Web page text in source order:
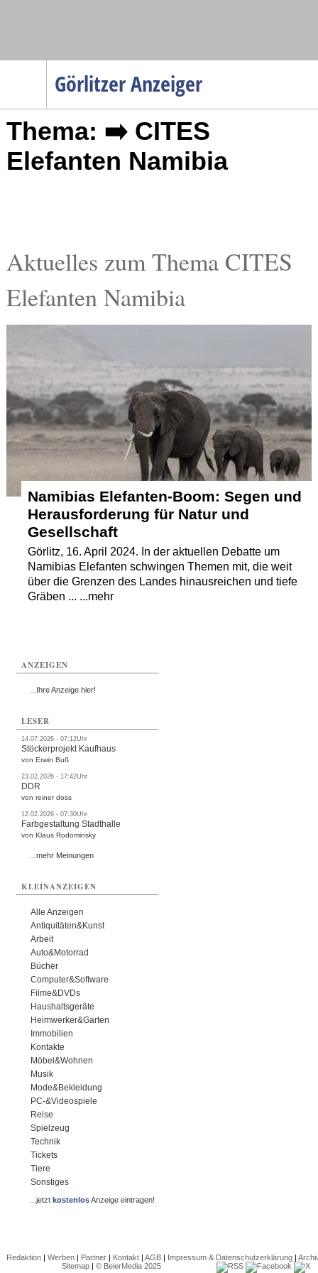
Görlitzer Anzeiger
Menüpunkte
Startseite
Gesellschaft
Gesundheit
Kultur
Kostenlos
Thema: ➡️ CITES
Elefanten Namibia
Aktuelles zum Thema CITES
Elefanten Namibia
Namibias Elefanten-Boom: Segen und
Herausforderung für Natur und
Gesellschaft
Görlitz, 16. April 2024. In der aktuellen Debatte um
Namibias Elefanten schwingen Themen mit, die weit
über die Grenzen des Landes hinausreichen und tiefe
Gräben ... ...mehr
ANZEIGEN
...Ihre Anzeige hier!
LESER
14.07.2026 - 07:12Uhr
Stöckerprojekt Kaufhaus
von Erwin Buß
23.02.2026 - 17:42Uhr
DDR
von reiner doss
12.02.2026 - 07:30Uhr
Farbgestaltung Stadthalle
von Klaus Rodominsky
...mehr Meinungen
KLEINANZEIGEN
Alle Anzeigen
Antiquitäten&Kunst
Arbeit
Auto&Motorrad
Bücher
Computer&Software
Filme&DVDs
Haushaltsgeräte
Heimwerker&Garten
Immobilien
Kontakte
Möbel&Wohnen
Musik
Mode&Bekleidung
PC-&Videospiele
Reise
Spielzeug
Technik
Tickets
Tiere
Sonstiges
...jetztkostenlosAnzeige eintragen!
Redaktion| Werben| Partner| Kontakt| AGB| Impressum & Datenschutzerklärung|
Sitemap| © BeierMedia 2025